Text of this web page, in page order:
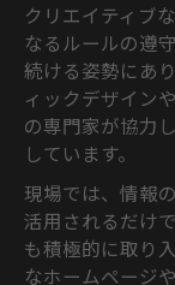
クリエイティブ
なるルールの遵
続ける姿勢にあ
ィックデザイン
の専門家が協力
しています。
現場では、情報
活用されるだけ
も積極的に取り
なホームページ